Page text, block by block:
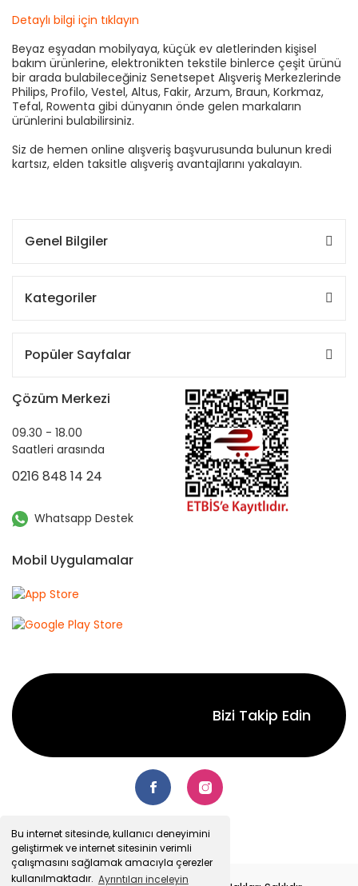
Bu internet sitesinde, kullanıcı deneyimini
geliştirmek ve internet sitesinin verimli
çalışmasını sağlamak amacıyla çerezler
kullanılmaktadır. Ayrıntıları inceleyin
Detaylı bilgi için tıklayın
Beyaz eşyadan mobilyaya, küçük ev aletlerinden kişisel
bakım ürünlerine, elektronikten tekstile binlerce çeşit ürünü
bir arada bulabileceğiniz Senetsepet Alışveriş Merkezlerinde
Philips, Profilo, Vestel, Altus, Fakir, Arzum, Braun, Korkmaz,
Tefal, Rowenta gibi dünyanın önde gelen markaların
ürünlerini bulabilirsiniz.
Siz de hemen online alışveriş başvurusunda bulunun kredi
kartsız, elden taksitle alışveriş avantajlarını yakalayın.
Genel Bilgiler
Kategoriler
Popüler Sayfalar
Çözüm Merkezi
09.30 - 18.00
Saatleri arasında
0216 848 14 24
Whatsapp Destek
Mobil Uygulamalar
Bizi Takip Edin